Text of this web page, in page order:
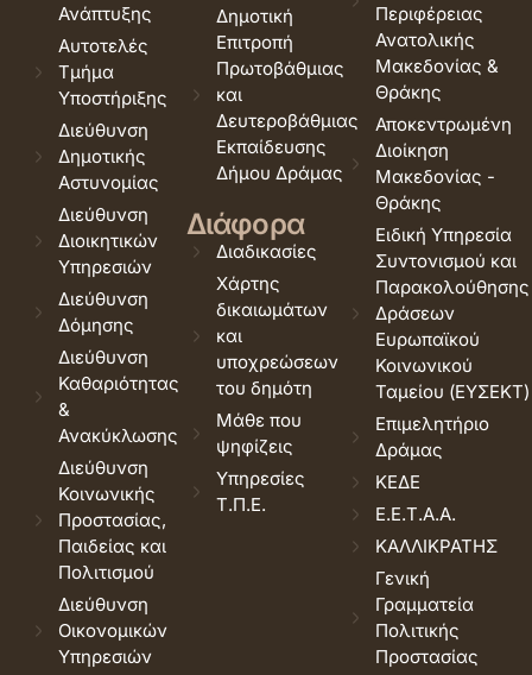
Ανάπτυξης
Αυτοτελές
Τμήμα
Υποστήριξης
Διεύθυνση
Δημοτικής
Αστυνομίας
Διεύθυνση
Διοικητικών
Υπηρεσιών
Διεύθυνση
Δόμησης
Διεύθυνση
Καθαριότητας
&
Ανακύκλωσης
Διεύθυνση
Κοινωνικής
Προστασίας,
Παιδείας και
Πολιτισμού
Διεύθυνση
Οικονομικών
Υπηρεσιών
Δημοτική
Επιτροπή
Πρωτοβάθμιας
και
Δευτεροβάθμιας
Εκπαίδευσης
Δήμου Δράμας
Διάφορα
Διαδικασίες
Χάρτης
δικαιωμάτων
και
υποχρεώσεων
του δημότη
Μάθε που
ψηφίζεις
Υπηρεσίες
Τ.Π.Ε.
Περιφέρειας
Ανατολικής
Μακεδονίας &
Θράκης
Αποκεντρωμένη
Διοίκηση
Μακεδονίας -
Θράκης
Ειδική Υπηρεσία
Συντονισμού και
Παρακολούθησης
Δράσεων
Ευρωπαϊκού
Κοινωνικού
Ταμείου (ΕΥΣΕΚΤ)
Επιμελητήριο
Δράμας
ΚΕΔΕ
Ε.Ε.Τ.Α.Α.
ΚΑΛΛΙΚΡΑΤΗΣ
Γενική
Γραμματεία
Πολιτικής
Προστασίας